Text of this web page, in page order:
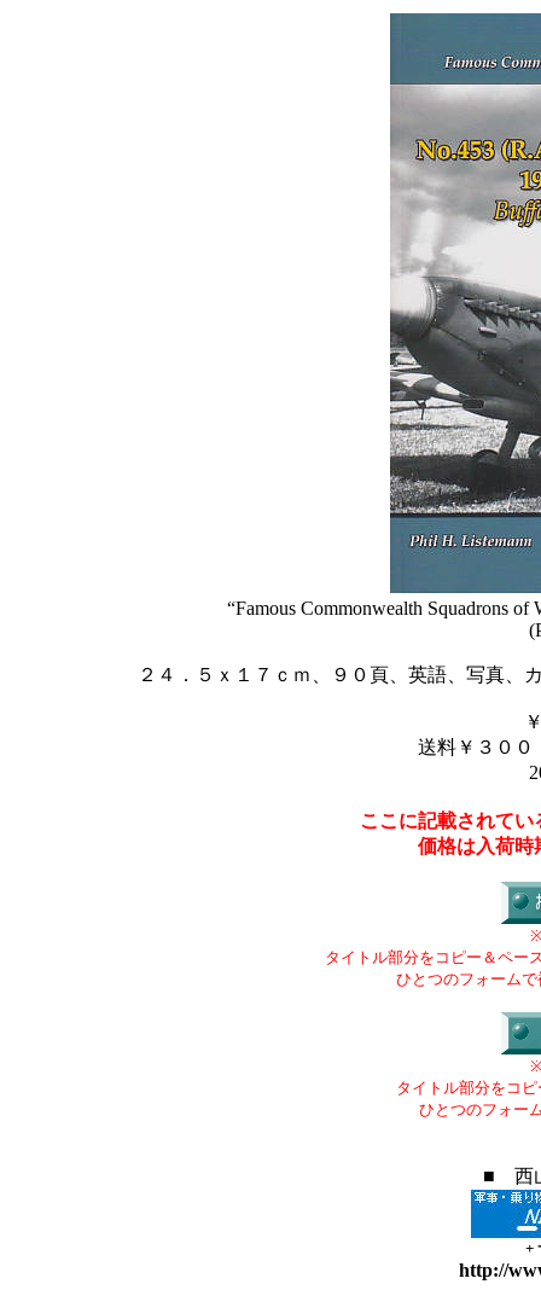
“Famous Commonwealth Squadrons
２４．５ｘ１７ｃｍ、９０頁、英語、写真、
送料￥３００
ここに記載されて
価格は入荷時
タイトル部分をコピー＆ペー
ひとつのフォーム
タイトル部分をコ
ひとつのフォー
■ 西
+
http://